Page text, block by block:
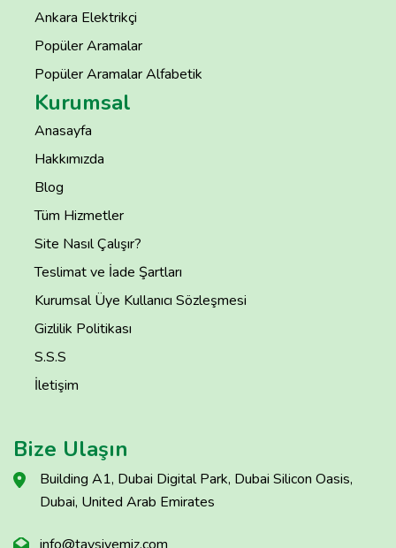
Ankara Elektrikçi
Popüler Aramalar
Popüler Aramalar Alfabetik
Kurumsal
Anasayfa
Hakkımızda
Blog
Tüm Hizmetler
Site Nasıl Çalışır?
Teslimat ve İade Şartları
Kurumsal Üye Kullanıcı Sözleşmesi
Gizlilik Politikası
S.S.S
İletişim
Bize Ulaşın
Building A1, Dubai Digital Park, Dubai Silicon Oasis,
Dubai, United Arab Emirates